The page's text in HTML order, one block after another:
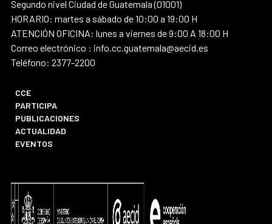
Segundo nivel Ciudad de Guatemala (01001)
HORARIO: martes a sábado de 10:00 a 19:00 H
ATENCIÓN OFICINA: lunes a viernes de 9:00 A 18:00 H
Correo electrónico : info.cc.guatemala@aecid.es
Teléfono: 2377-2200
CCE
PARTICIPA
PUBLICACIONES
ACTUALIDAD
EVENTOS